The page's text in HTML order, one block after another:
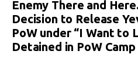
Enemy There and
Decision to Release
PoW under “I Want to
Detained in PoW